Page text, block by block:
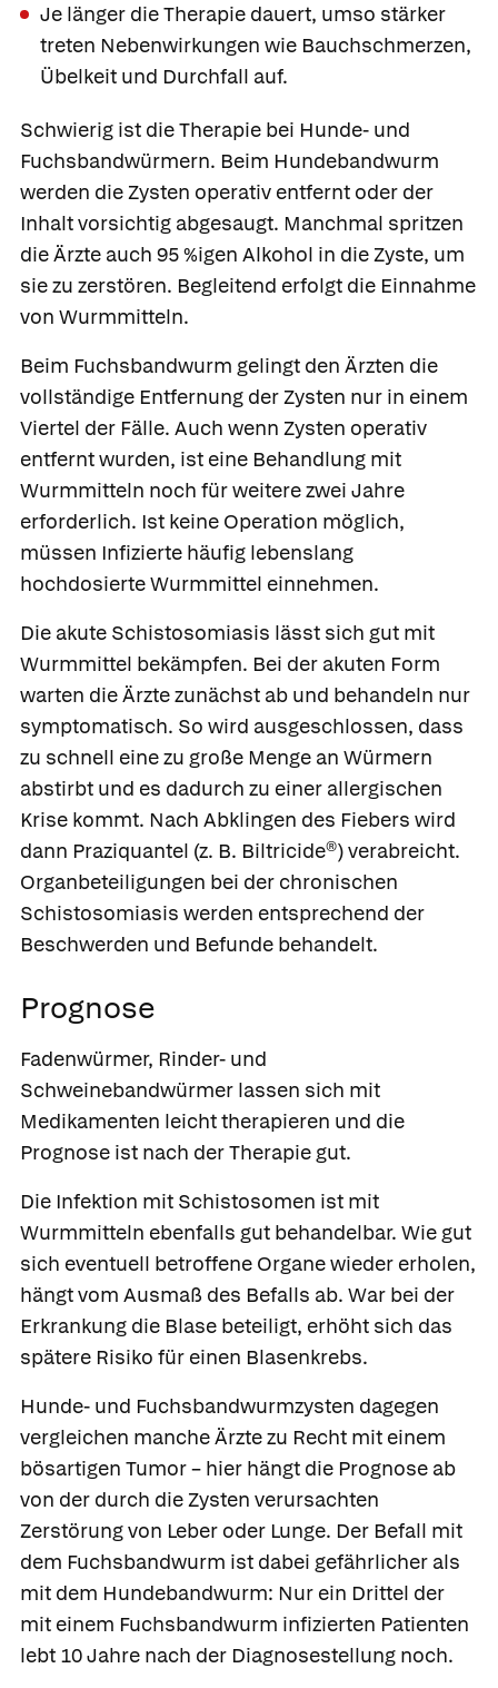
Je länger die Therapie dauert, umso stärker
treten Nebenwirkungen wie Bauchschmerzen,
Übelkeit und Durchfall auf.
Schwierig ist die Therapie bei Hunde- und
Fuchsbandwürmern. Beim Hundebandwurm
werden die Zysten operativ entfernt oder der
Inhalt vorsichtig abgesaugt. Manchmal spritzen
die Ärzte auch 95 %igen Alkohol in die Zyste, um
sie zu zerstören. Begleitend erfolgt die Einnahme
von Wurmmitteln.
Beim Fuchsbandwurm gelingt den Ärzten die
vollständige Entfernung der Zysten nur in einem
Viertel der Fälle. Auch wenn Zysten operativ
entfernt wurden, ist eine Behandlung mit
Wurmmitteln noch für weitere zwei Jahre
erforderlich. Ist keine Operation möglich,
müssen Infizierte häufig lebenslang
hochdosierte Wurmmittel einnehmen.
Die akute Schistosomiasis lässt sich gut mit
Wurmmittel bekämpfen. Bei der akuten Form
warten die Ärzte zunächst ab und behandeln nur
symptomatisch. So wird ausgeschlossen, dass
zu schnell eine zu große Menge an Würmern
abstirbt und es dadurch zu einer allergischen
Krise kommt. Nach Abklingen des Fiebers wird
dann Praziquantel (z. B. Biltricide®) verabreicht.
Organbeteiligungen bei der chronischen
Schistosomiasis werden entsprechend der
Beschwerden und Befunde behandelt.
Prognose
Fadenwürmer, Rinder- und
Schweinebandwürmer lassen sich mit
Medikamenten leicht therapieren und die
Prognose ist nach der Therapie gut.
Die Infektion mit Schistosomen ist mit
Wurmmitteln ebenfalls gut behandelbar. Wie gut
sich eventuell betroffene Organe wieder erholen,
hängt vom Ausmaß des Befalls ab. War bei der
Erkrankung die Blase beteiligt, erhöht sich das
spätere Risiko für einen Blasenkrebs.
Hunde- und Fuchsbandwurmzysten dagegen
vergleichen manche Ärzte zu Recht mit einem
bösartigen Tumor – hier hängt die Prognose ab
von der durch die Zysten verursachten
Zerstörung von Leber oder Lunge. Der Befall mit
dem Fuchsbandwurm ist dabei gefährlicher als
mit dem Hundebandwurm: Nur ein Drittel der
mit einem Fuchsbandwurm infizierten Patienten
lebt 10 Jahre nach der Diagnosestellung noch.